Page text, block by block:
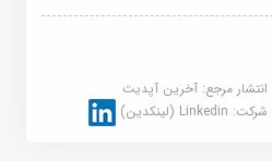
انتشار مرجع:آخرین آپدیت
شرکت:Linkedin (لینکدین)